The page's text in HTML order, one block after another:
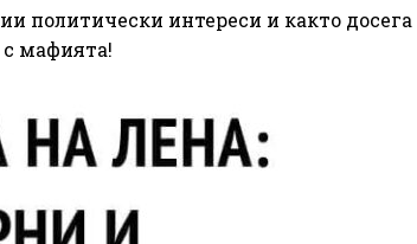
политически интереси и както досега
мафията!